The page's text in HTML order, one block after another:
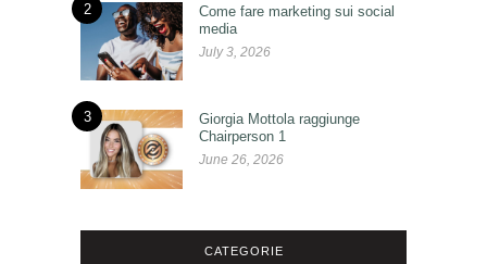
2
Come fare marketing sui social
media
July 3, 2026
3
Giorgia Mottola raggiunge
Chairperson 1
June 26, 2026
CATEGORIE